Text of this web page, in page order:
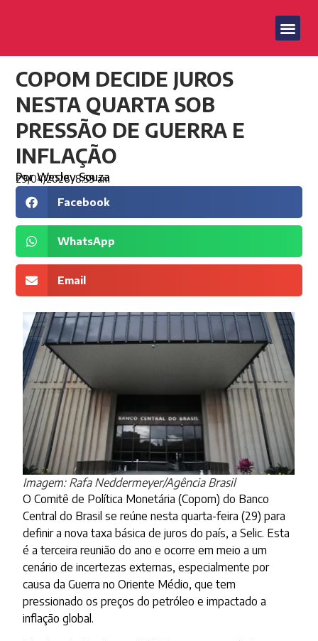
COPOM DECIDE JUROS
NESTA QUARTA SOB
PRESSÃO DE GUERRA E
INFLAÇÃO
PorWesley Souza
29/04/2026 8:59 am
Facebook
WhatsApp
Email
Imagem: Rafa Neddermeyer/Agência Brasil
O Comitê de Política Monetária (Copom) do Banco
Central do Brasil se reúne nesta quarta-feira (29) para
definir a nova taxa básica de juros do país, a Selic. Esta
é a terceira reunião do ano e ocorre em meio a um
cenário de incertezas externas, especialmente por
causa da Guerra no Oriente Médio, que tem
pressionado os preços do petróleo e impactado a
inflação global.